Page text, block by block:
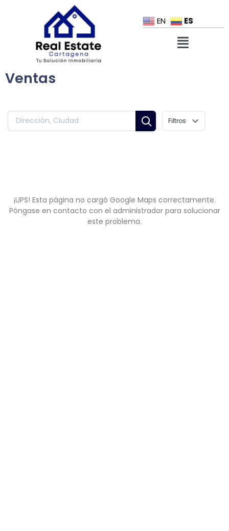
EN ES
Ventas
Filtros
¡UPS! Esta página no cargó Google Maps correctamente.
Póngase en contacto con el administrador para solucionar
este problema.